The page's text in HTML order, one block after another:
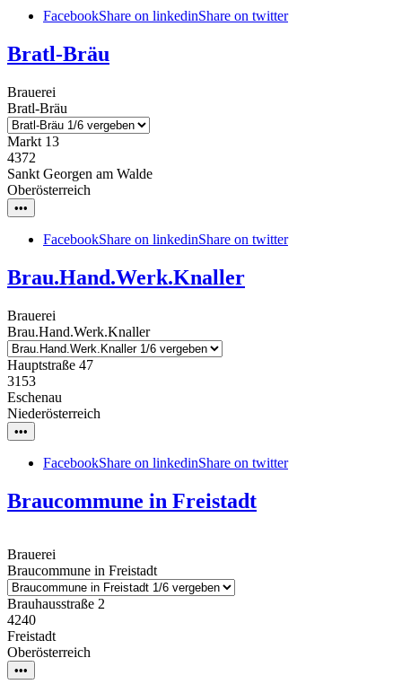
FacebookShare on linkedinShare on twitter
Bratl-Bräu
Brauerei
Bratl-Bräu
Markt 13
4372
Sankt Georgen am Walde
Oberösterreich
•••
FacebookShare on linkedinShare on twitter
Brau.Hand.Werk.Knaller
Brauerei
Brau.Hand.Werk.Knaller
Hauptstraße 47
3153
Eschenau
Niederösterreich
•••
FacebookShare on linkedinShare on twitter
Braucommune in Freistadt
Brauerei
Braucommune in Freistadt
Brauhausstraße 2
4240
Freistadt
Oberösterreich
•••